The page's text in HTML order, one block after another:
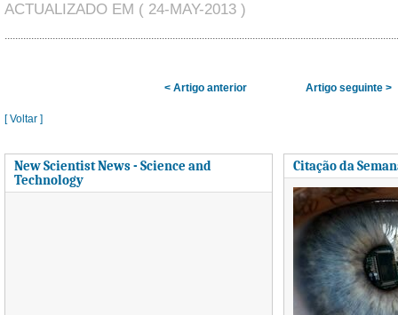
ACTUALIZADO EM ( 24-MAY-2013 )
< Artigo anterior Artigo seguinte >
[ Voltar ]
New Scientist News - Science and
Technology
Citação da